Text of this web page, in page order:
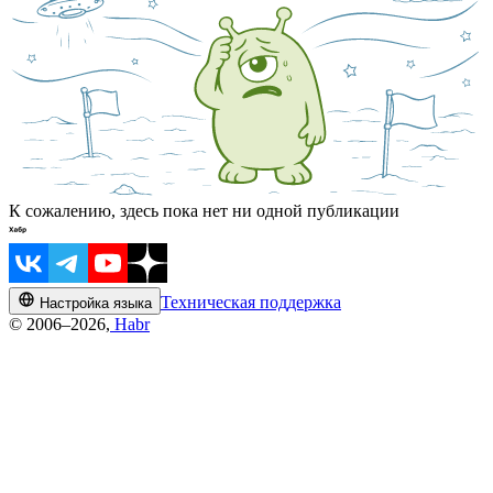
К сожалению, здесь пока нет ни одной публикации
Настройка языка Техническая поддержка
© 2006–2026, Habr